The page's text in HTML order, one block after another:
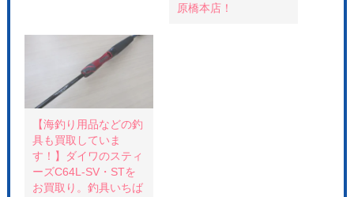
) ィ
ウ
で
開
す
)
ま
す
)
原橋本店！
【海釣り用品などの釣
具も買取していま
す！】ダイワのスティ
ーズC64L-SV・STを
お買取り。釣具いちば